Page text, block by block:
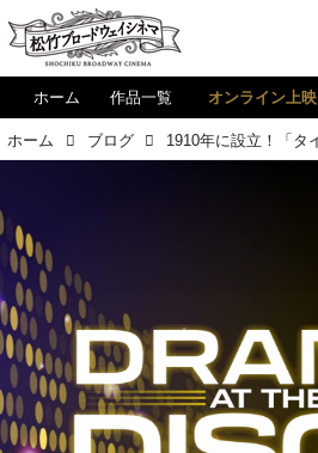
ホーム 作品一覧 オンライン上映
ホーム ブログ